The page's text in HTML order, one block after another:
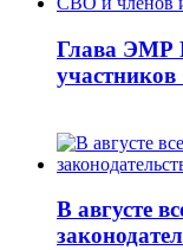
Глава ЭМР
В августе